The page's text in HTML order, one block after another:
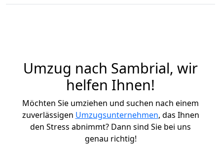
Umzug nach Sambrial, wir
helfen Ihnen!
Möchten Sie umziehen und suchen nach einem
zuverlässigen Umzugsunternehmen, das Ihnen
den Stress abnimmt? Dann sind Sie bei uns
genau richtig!